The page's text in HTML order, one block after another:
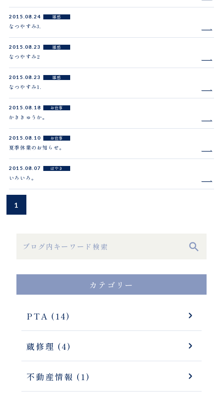
2015.08.24 雑感
なつやすみ3.
2015.08.23 雑感
なつやすみ2
2015.08.23 雑感
なつやすみ1.
2015.08.18 お仕事
かききゅうか。
2015.08.10 お仕事
夏季休業のお知らせ。
2015.08.07 ぼやき
いろいろ。
1
カテゴリー
PTA (14)
蔵修理 (4)
不動産情報 (1)